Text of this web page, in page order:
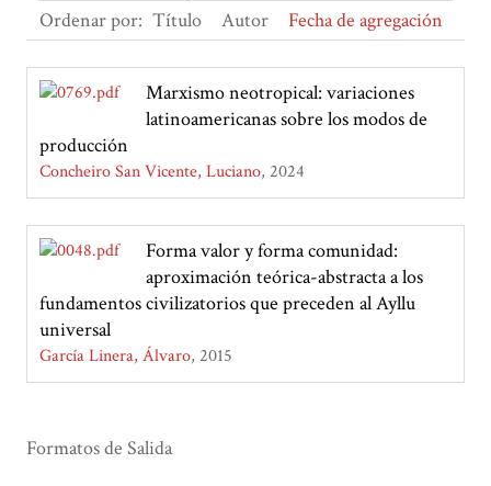
Ordenar por: Título Autor Fecha de agregación
Marxismo neotropical: variaciones
latinoamericanas sobre los modos de
producción
Concheiro San Vicente, Luciano 2024
Forma valor y forma comunidad:
aproximación teórica-abstracta a los
fundamentos civilizatorios que preceden al Ayllu
universal
García Linera, Álvaro 2015
Formatos de Salida